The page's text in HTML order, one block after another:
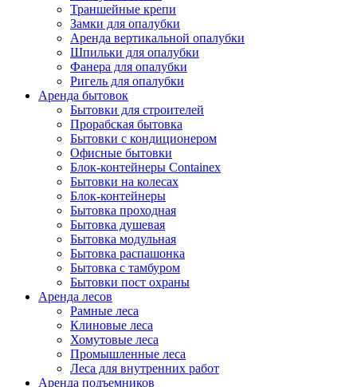
Траншейные крепи
Замки для опалубки
Аренда вертикальной опалубки
Шпильки для опалубки
Фанера для опалубки
Ригель для опалубки
Аренда бытовок
Бытовки для строителей
Прорабская бытовка
Бытовки с кондиционером
Офисные бытовки
Блок-контейнеры Containex
Бытовки на колесах
Блок-контейнеры
Бытовка проходная
Бытовка душевая
Бытовка модульная
Бытовка распашонка
Бытовка с тамбуром
Бытовки пост охраны
Аренда лесов
Рамные леса
Клиновые леса
Хомутовые леса
Промышленные леса
Леса для внутренних работ
Аренда подъемников